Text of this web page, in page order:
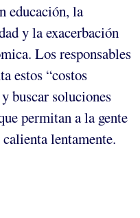
educación, la
y la exacerbación
Los responsables
estos “costos
buscar soluciones
permitan a la gente
calienta lentamente.